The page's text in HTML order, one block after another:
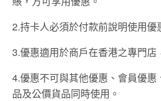
2.持卡人必須於付款前說明使用優
3.優惠適用於商戶在香港之專門店
4.優惠不可與其他優惠、會員優
品及公價貨品同時使用。